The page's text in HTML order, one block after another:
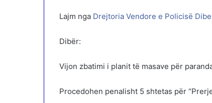
Lajm nga Drejtoria Vendore e Policisë
Dibër:
Vijon zbatimi i planit të masave për
Procedohen penalisht 5 shtetas për